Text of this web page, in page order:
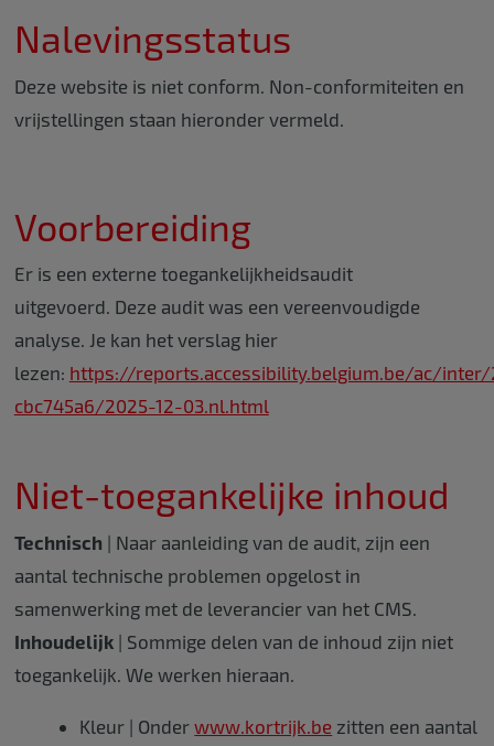
Nalevingsstatus
Deze website is niet conform. Non-conformiteiten en
vrijstellingen staan hieronder vermeld.
Voorbereiding
Er is een externe toegankelijkheidsaudit
uitgevoerd. Deze audit was een vereenvoudigde
analyse. Je kan het verslag hier
lezen: https://reports.accessibility.belgium.be/ac/
cbc745a6/2025-12-03.nl.html
Niet-toegankelijke inhoud
Technisch | Naar aanleiding van de audit, zijn een
aantal technische problemen opgelost in
samenwerking met de leverancier van het CMS.
Inhoudelijk| Sommige delen van de inhoud zijn niet
toegankelijk. We werken hieraan.
Kleur | Onderwww.kortrijk.be zitten een aantal